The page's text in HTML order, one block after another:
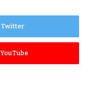
Twitter
YouTube